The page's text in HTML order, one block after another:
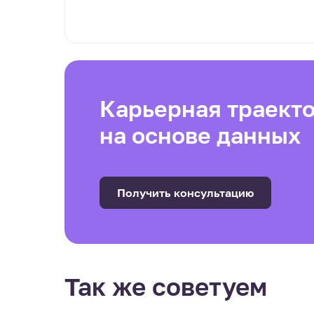
Карьерная
на основе данных
Получить консультацию
Так же советуем